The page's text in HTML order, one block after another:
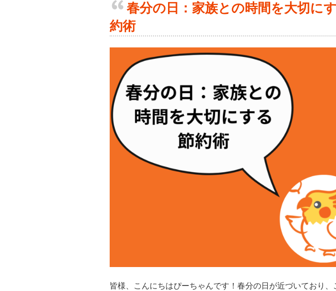
春分の日：家族との時間を大切に
約術
皆様、こんにちはぴーちゃんです！春分の日が近づいており、